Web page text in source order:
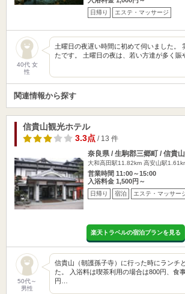
日帰り エステ・マッサージ
40代 女
性
土曜日の夜遅い時間に初めて伺いました。
たです。 土曜日の夜は、若い方達が多く賑
関連情報から探す
信貴山観光ホテル
3.3点/ 13 件
奈良県 / 生駒郡三郷町 / 信貴
大和高田駅11.82km 高安山駅
営業時間 11:00～15:00
入浴料金 1,500円～
日帰り 宿泊 エステ・マッサー
楽天トラベルの宿泊プランを見る
50代～
男性
信貴山（朝護孫子寺）に行った時にランチ
た。 入浴料は喫茶利用の場合は800円、食
円…